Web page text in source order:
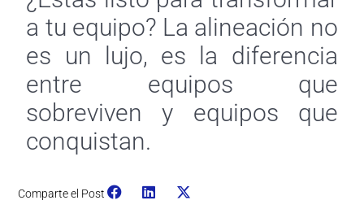
a tu equipo? La alineación no
es un lujo, es la diferencia
entre equipos que
sobreviven y equipos que
conquistan.
Comparte el Post